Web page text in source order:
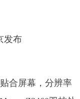
合屏幕，分辨率